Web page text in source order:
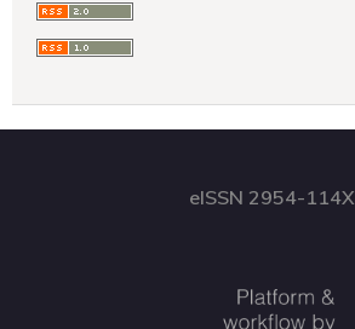
eISSN 2954-114X